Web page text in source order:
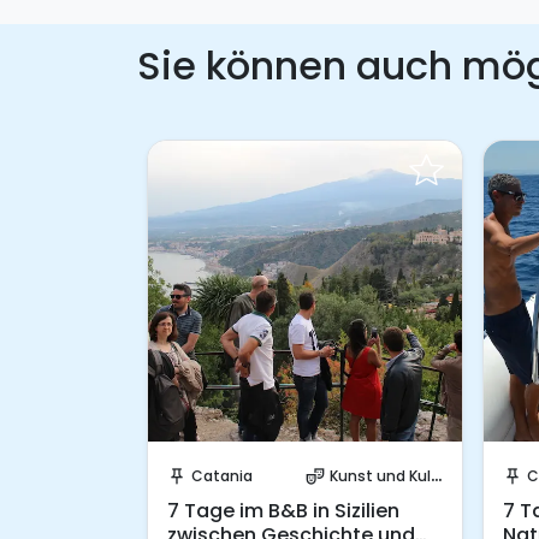
Sie können auch
push_pin Catania theater_comedy Kunst und Kultur
7 Tage im B&B in Sizilien
push_pin
7